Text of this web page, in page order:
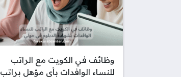
وظائف في الكويت مع الراتب
للنساء الوافدات بأي مؤهل براتب